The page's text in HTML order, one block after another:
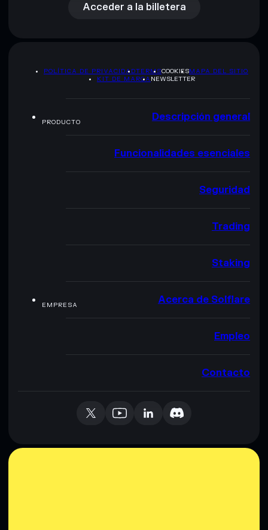
Acceder a la billetera
POLÍTICA DE PRIVACIDADTERMSCOOKIESMAPA DEL SITIO
KIT DE MARCA NEWSLETTER
PRODUCTO Descripción general
Funcionalidades esenciales
Seguridad
Trading
Staking
EMPRESA Acerca de Solflare
Empleo
Contacto